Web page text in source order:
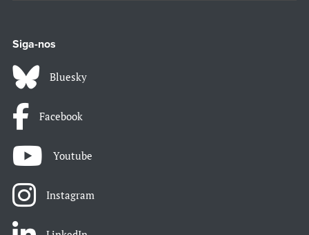
Siga-nos
Bluesky
Facebook
Youtube
Instagram